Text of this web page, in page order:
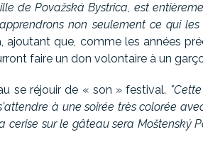
de Považská Bystrica, est
non seulement ce qui
ajoutant que, comme les années
faire un don volontaire à un
se réjouir de « son » festival.
à une soirée très colorée
cerise sur le gâteau sera Moštenský